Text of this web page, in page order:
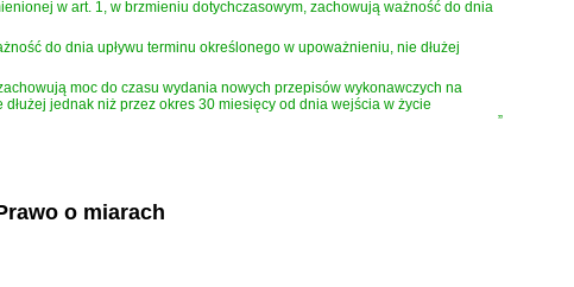
w art. 1, w brzmieniu dotychczasowym, zachowują ważność do dnia
do dnia upływu terminu określonego w upoważnieniu, nie dłużej
moc do czasu wydania nowych przepisów wykonawczych na
jednak niż przez okres 30 miesięcy od dnia wejścia w życie
”
o miarach